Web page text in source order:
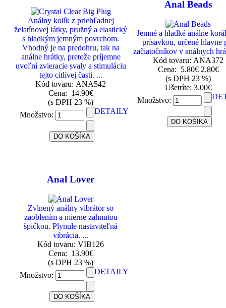
Análny kolík z priehľadnej
želatínovej látky, pružný a elastický
s hladkým jemným povrchom.
Vhodný je na predohru, tak na
análne hrátky, pretože príjemne
uvoľní zvieracie svaly a stimuláciu
tejto citlivej časti. ...
Kód tovaru: ANA542
Cena: 14.90€
(s DPH 23 %)
Množstvo:
DETAILY
Anal Beads
Jemné a hladké análne
prísavkou, určené hlavne
začiatočníkov v análnych
Kód tovaru: ANA372
Cena: 5.80€ 2.80€
(s DPH 23 %)
Ušetríte: 3.00€
Množstvo:
Anal Lover
Zvlnený análny vibrátor so
zaoblením a mierne zahnutou
špičkou. Plynule nastaviteľná
vibrácia. ...
Kód tovaru: VIB126
Cena: 13.90€
(s DPH 23 %)
Množstvo:
DETAILY